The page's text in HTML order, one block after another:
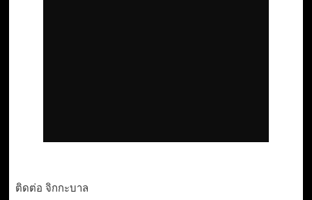
ติดต่อ จิกกะบาล